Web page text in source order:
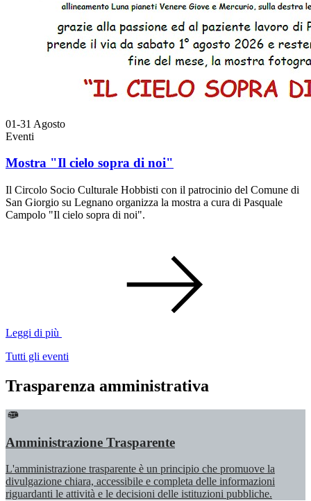
01-31 Agosto
Eventi
Mostra "Il cielo sopra di noi"
Il Circolo Socio Culturale Hobbisti con il patrocinio del Comune di
San Giorgio su Legnano organizza la mostra a cura di Pasquale
Campolo "Il cielo sopra di noi".
Leggi di più
Tutti gli eventi
Trasparenza amministrativa
Amministrazione Trasparente
L'amministrazione trasparente è un principio che promuove la
divulgazione chiara, accessibile e completa delle informazioni
riguardanti le attività e le decisioni delle istituzioni pubbliche.